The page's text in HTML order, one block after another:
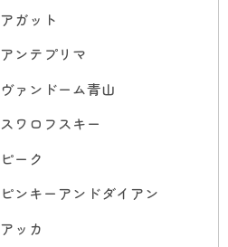
アガット
アンテプリマ
ヴァンドーム青山
スワロフスキー
ピーク
ピンキーアンドダイアン
アッカ